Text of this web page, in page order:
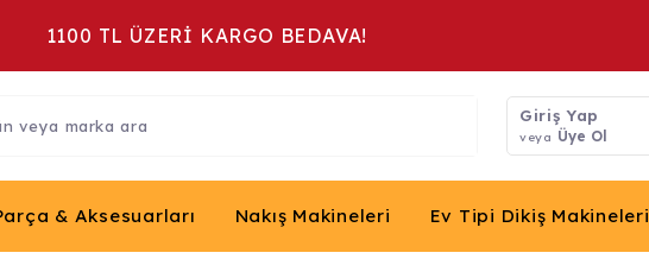
1100 TL ÜZERİ KARGO BEDAVA!
Giriş Yap
veya Üye Ol
& Aksesuarları Nakış Makineleri Ev Tipi Dikiş Makineleri